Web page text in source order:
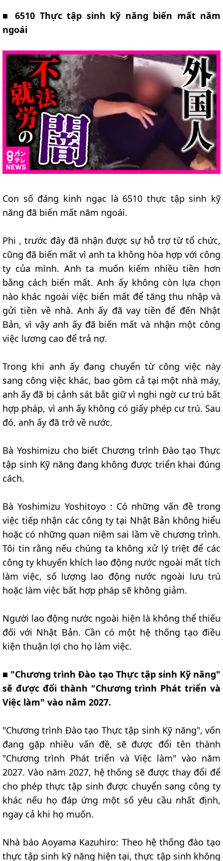
■ 6510 Thực tập sinh kỹ năng biến mất năm
ngoái
Con số đáng kinh ngạc là 6510 thực tập sinh kỹ
năng đã biến mất năm ngoái.
Phi , trước đây đã nhận được sự hỗ trợ từ tổ chức,
cũng đã biến mất vì anh ta không hòa hợp với công
ty của mình. Anh ta muốn kiếm nhiều tiền hơn
bằng cách biến mất. Anh ấy không còn lựa chọn
nào khác ngoài việc biến mất để tăng thu nhập và
gửi tiền về nhà. Anh ấy đã vay tiền để đến Nhật
Bản, vì vậy anh ấy đã biến mất và nhận một công
việc lương cao để trả nợ.
Trong khi anh ấy đang chuyển từ công việc này
sang công việc khác, bao gồm cả tại một nhà máy,
anh ấy đã bị cảnh sát bắt giữ vì nghi ngờ cư trú bất
hợp pháp, vì anh ấy không có giấy phép cư trú. Sau
đó, anh ấy đã trở về nước.
Bà Yoshimizu cho biết Chương trình Đào tạo Thực
tập sinh Kỹ năng đang không được triển khai đúng
cách.
Bà Yoshimizu Yoshitoyo : Có những vấn đề trong
việc tiếp nhận các công ty tại Nhật Bản không hiểu
hoặc có những quan niệm sai lầm về chương trình.
Tôi tin rằng nếu chúng ta không xử lý triệt để các
công ty khuyến khích lao động nước ngoài mất tích
làm việc, số lượng lao động nước ngoài lưu trú
hoặc làm việc bất hợp pháp sẽ không giảm.
Người lao động nước ngoài hiện là không thể thiếu
đối với Nhật Bản. Cần có một hệ thống tạo điều
kiện thuận lợi cho họ làm việc.
■ "Chương trình Đào tạo Thực tập sinh Kỹ năng"
sẽ được đổi thành "Chương trình Phát triển và
Việc làm" vào năm 2027.
"Chương trình Đào tạo Thực tập sinh Kỹ năng", vốn
đang gặp nhiều vấn đề, sẽ được đổi tên thành
"Chương trình Phát triển và Việc làm" vào năm
2027. Vào năm 2027, hệ thống sẽ được thay đổi để
cho phép thực tập sinh được chuyển sang công ty
khác nếu họ đáp ứng một số yêu cầu nhất định,
ngay cả khi họ muốn.
Nhà báo Aoyama Kazuhiro: Theo hệ thống đào tạo
thực tập sinh kỹ năng hiện tại, thực tập sinh không